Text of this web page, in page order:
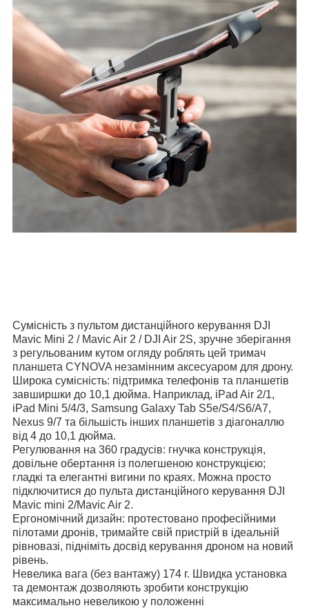
Сумісність з пультом дистанційного керування DJI
Mavic Mini 2 / Mavic Air 2 / DJI Air 2S, зручне зберігання
з регульованим кутом огляду роблять цей тримач
планшета CYNOVA незамінним аксесуаром для дрону.
Широка сумісність: підтримка телефонів та планшетів
завширшки до 10,1 дюйма. Наприклад, iPad Air 2/1,
iPad Mini 5/4/3, Samsung Galaxy Tab S5e/S4/S6/A7,
Nexus 9/7 та більшість інших планшетів з діагоналлю
від 4 до 10,1 дюйма.
Регулювання на 360 градусів: гнучка конструкція,
довільне обертання із полегшеною конструкцією;
гладкі та елегантні вигини по краях. Можна просто
підключитися до пульта дистанційного керування DJI
Mavic mini 2/Mavic Air 2.
Ергономічний дизайн: протестовано професійними
пілотами дронів, тримайте свій пристрій в ідеальній
рівновазі, підніміть досвід керування дроном на новий
рівень.
Невелика вага (без вантажу) 174 г. Швидка установка
та демонтаж дозволяють зробити конструкцію
максимально невеликою у положенні